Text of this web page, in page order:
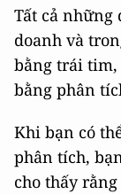
Tất cả
doanh và
bằng trái tim,
bằng phân
Khi bạn có
phân tích,
cho thấy